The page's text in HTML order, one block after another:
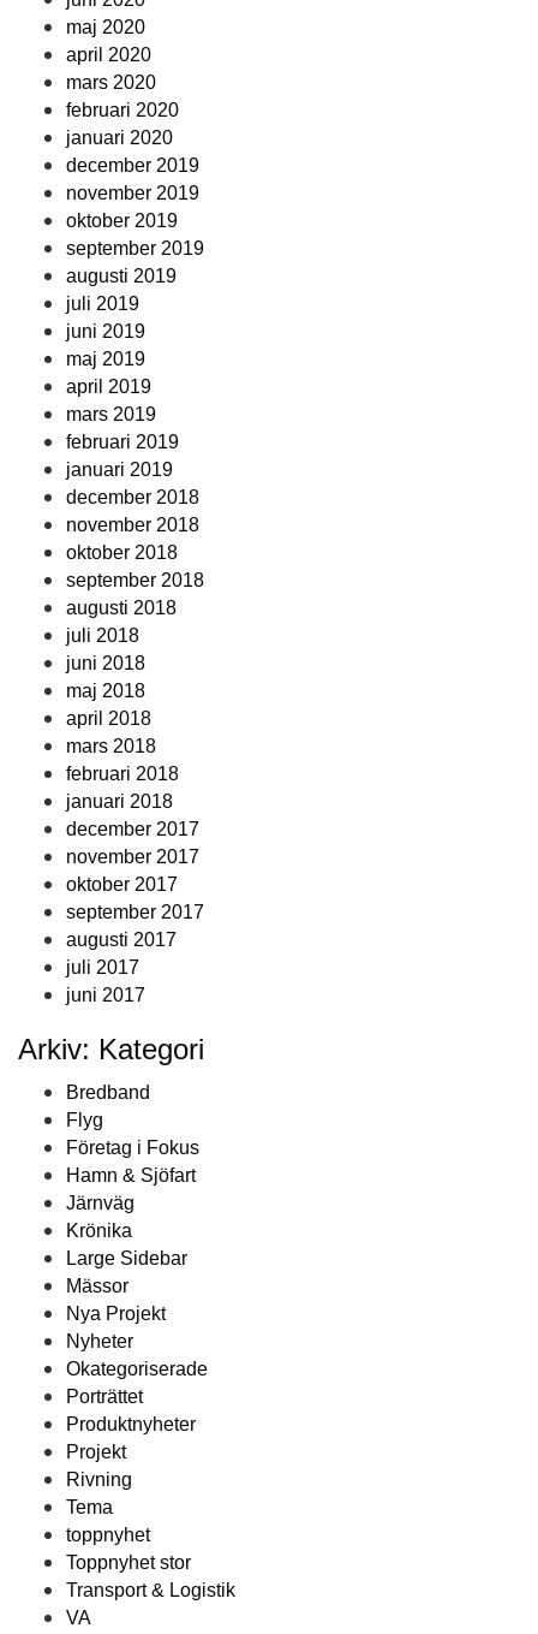
maj 2020
april 2020
mars 2020
februari 2020
januari 2020
december 2019
november 2019
oktober 2019
september 2019
augusti 2019
juli 2019
juni 2019
maj 2019
april 2019
mars 2019
februari 2019
januari 2019
december 2018
november 2018
oktober 2018
september 2018
augusti 2018
juli 2018
juni 2018
maj 2018
april 2018
mars 2018
februari 2018
januari 2018
december 2017
november 2017
oktober 2017
september 2017
augusti 2017
juli 2017
juni 2017
Arkiv: Kategori
Bredband
Flyg
Företag i Fokus
Hamn & Sjöfart
Järnväg
Krönika
Large Sidebar
Mässor
Nya Projekt
Nyheter
Okategoriserade
Porträttet
Produktnyheter
Projekt
Rivning
Tema
toppnyhet
Toppnyhet stor
Transport & Logistik
VA